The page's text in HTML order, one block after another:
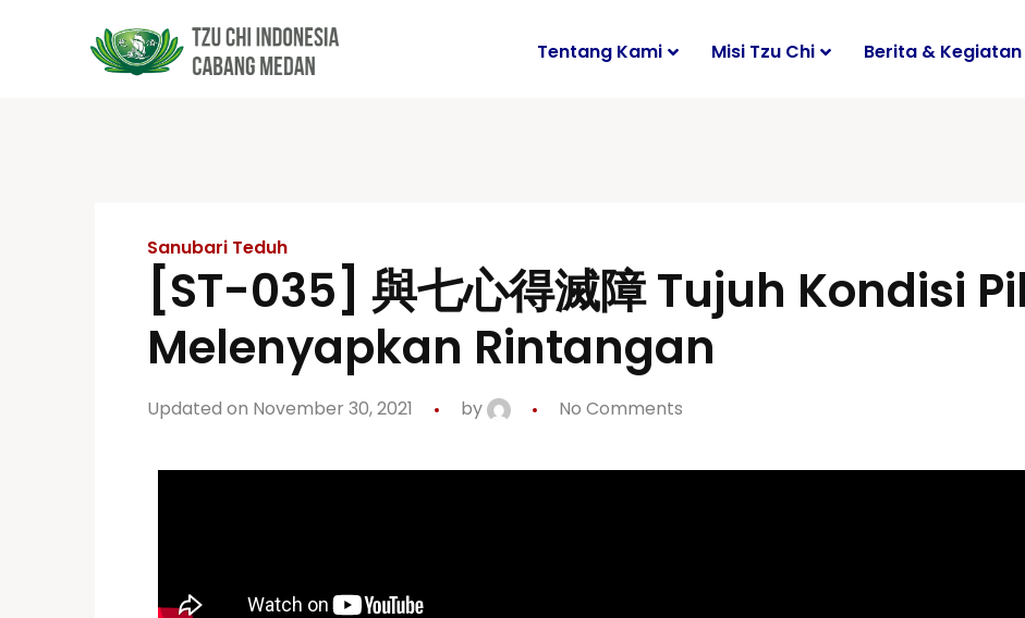
Tentang Kami
Visi dan Misi Tzu Chi
Logo Tzu Chi
Aula Jing Si Indonesia
Misi Tzu Chi
Kunjungan Kasih ke Panti
Anak Asuh Tzu Chi: Mendampingi Generasi Penerus Bangsa
Bantuan Darurat atau Bencana
Berita & Kegiatan
Kegiatan Nasional
Kegiatan Internasional
Kegiatan Tematik
Sanubari Teduh
[ST-035] 與七心得滅障 Tujuh Kondisi
Melenyapkan Rintangan
Updated on November 30, 2021 by No Comments